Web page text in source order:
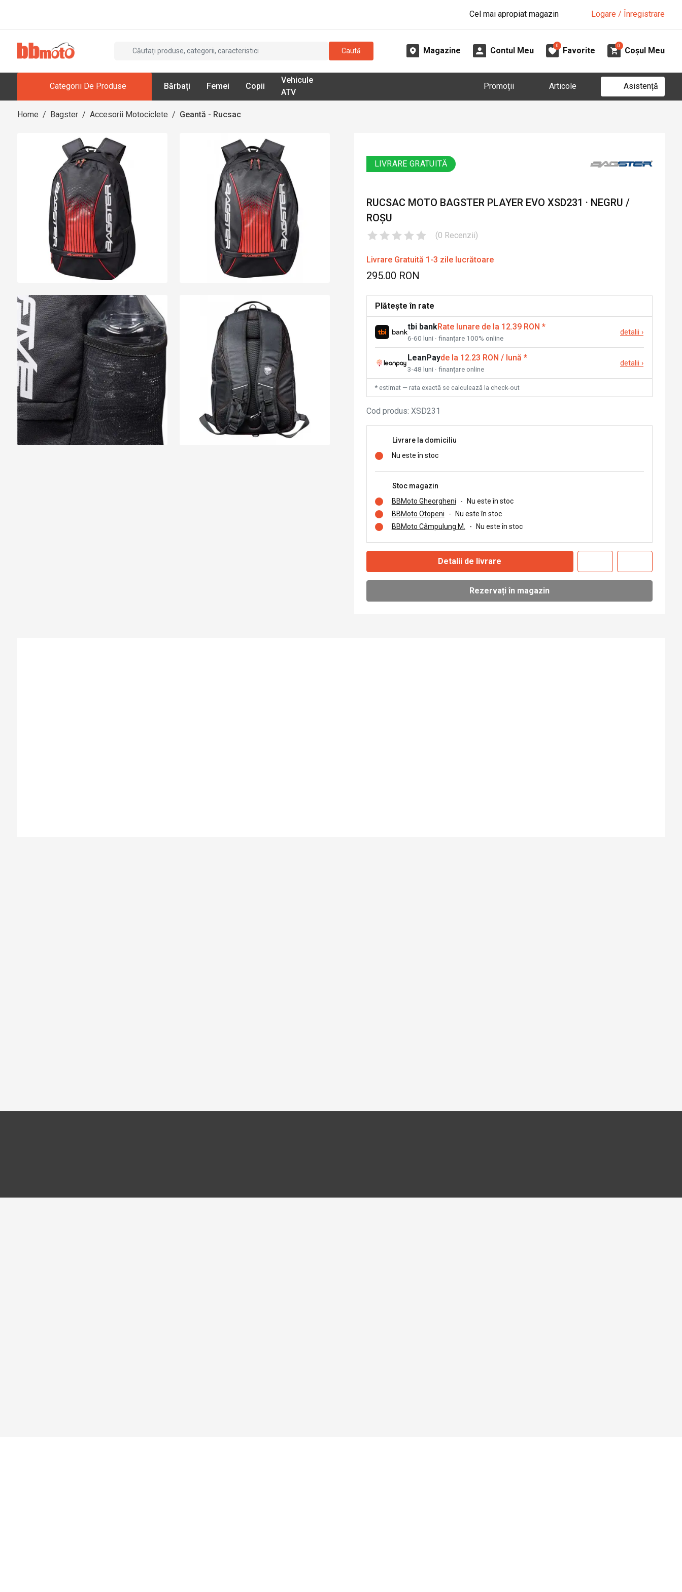
Cel mai apropiat magazin Logare / Înregistrare
Caută Magazine Contul Meu
0
Favorite
0
Coșul Meu
Categorii De Produse Bărbați Femei Copii
Vehicule
ATV
Promoții Articole Asistență
Home / Bagster / Accesorii Motociclete / Geantă - Rucsac
LIVRARE GRATUITĂ
RUCSAC MOTO BAGSTER PLAYER EVO XSD231 · NEGRU /
ROȘU
(0 Recenzii)
Livrare Gratuită 1-3 zile lucrătoare
295.00 RON
Plătește în rate
tbi bankRate lunare de la 12.39 RON *
6-60 luni · finanțare 100% online
detalii ›
LeanPayde la 12.23 RON / lună *
3-48 luni · finanțare online
detalii ›
* estimat — rata exactă se calculează la check-out
Cod produs: XSD231
Livrare la domiciliu
Nu este în stoc
Stoc magazin
BBMoto Gheorgheni
-
Nu este în stoc
BBMoto Otopeni
-
Nu este în stoc
BBMoto Câmpulung M.
- Nu este în stoc
Detalii de livrare
Rezervați în magazin